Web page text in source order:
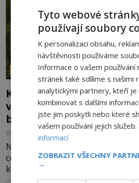
PARANORMÁLNÍ JEVY
Kroky v prázdných
v oknech: Nejděsivější
budí hrůzu
OD HELENA STEJSKALOVÁ 2.8.2026
Nejsou to jen staré pověsti
celé naší republice stojí domy,
které mají pověst míst, kde se
ozývají nevysvětlitelné zvuky
Tyto webové
používají soubory
K personalizaci obsahu,
návštěvnosti používáme
Informace o vašem používání
stránek také sdílíme s našimi
analytickými partnery, kteří je
kombinovat s dalšími
jste jim poskytli nebo které
vašem používání jejich služeb.
informací
ZOBRAZIT VŠECHNY
→